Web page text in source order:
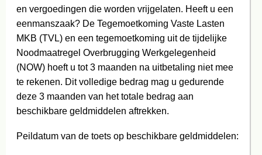
en vergoedingen die worden vrijgelaten. Heeft u een
eenmanszaak? De Tegemoetkoming Vaste Lasten
MKB (TVL) en een tegemoetkoming uit de tijdelijke
Noodmaatregel Overbrugging Werkgelegenheid
(NOW) hoeft u tot 3 maanden na uitbetaling niet mee
te rekenen. Dit volledige bedrag mag u gedurende
deze 3 maanden van het totale bedrag aan
beschikbare geldmiddelen aftrekken.
Peildatum van de toets op beschikbare geldmiddelen: